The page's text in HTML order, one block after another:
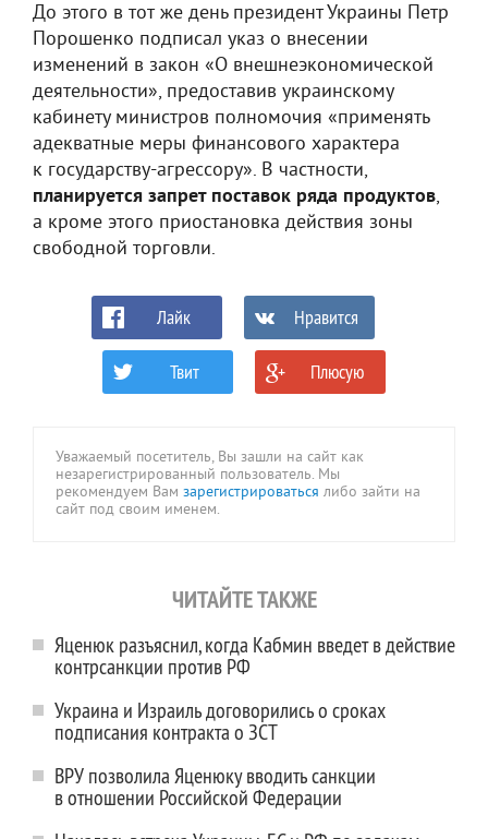
До этого в тот же день президент Украины Петр
Порошенко подписал указ о внесении
изменений в закон «О внешнеэкономической
деятельности», предоставив украинскому
кабинету министров полномочия «применять
адекватные меры финансового характера
к государству-агрессору». В частности,
планируется запрет поставок ряда продуктов,
а кроме этого приостановка действия зоны
свободной торговли.
Лайк Нравится
Твит Плюсую
Уважаемый посетитель, Вы зашли на сайт как
незарегистрированный пользователь. Мы
рекомендуем Вам зарегистрироваться либо зайти на
сайт под своим именем.
ЧИТАЙТЕ ТАКЖЕ
Яценюк разъяснил, когда Кабмин введет в действие
контрсанкции против РФ
Украина и Израиль договорились о сроках
подписания контракта о ЗСТ
ВРУ позволила Яценюку вводить санкции
в отношении Российской Федерации